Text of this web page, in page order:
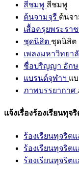
สีชมพู สีชมพู
ต้นจามจุรี ต้นจ
เสื้อครุยพระรา
ชุดนิสิต ชุดนิสิต
เพลงมหาวิทยา
ชื่อปริญญา อัก
แบรนด์จุฬาฯ แ
ภาพบรรยากาศ
แจ้งเรื่องร้องเรียนทุจริ
ร้องเรียนทุจริต
ร้องเรียนทุจริต
ร้องเรียนทุจริต